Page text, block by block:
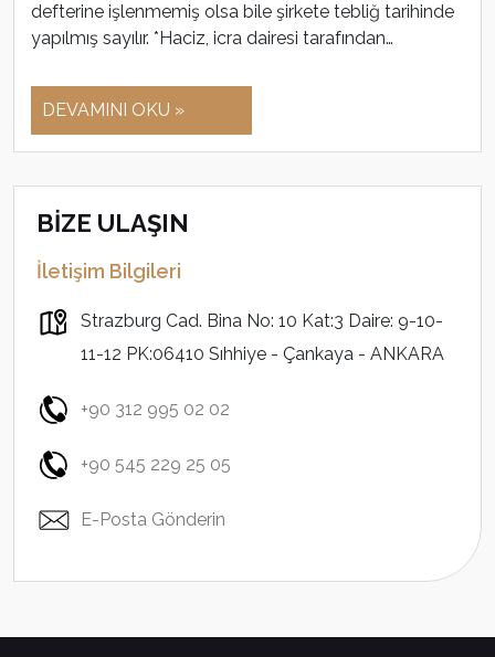
defterine işlenmemiş olsa bile şirkete tebliğ tarihinde
yapılmış sayılır. *Haciz, icra dairesi tarafından…
DEVAMINI OKU »
BİZE ULAŞIN
İletişim Bilgileri
Strazburg Cad. Bina No: 10 Kat:3 Daire: 9-10-
11-12 PK:06410 Sıhhiye - Çankaya - ANKARA
+90 312 995 02 02
+90 545 229 25 05
E-Posta Gönderin